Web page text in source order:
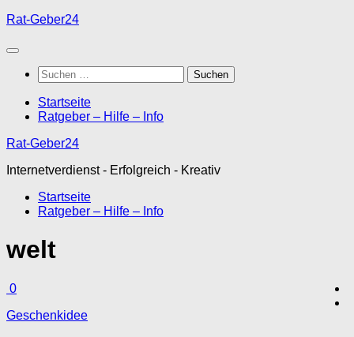
Unter
Inhalt
Rat-Geber24
Suchen
nach:
Startseite
Ratgeber – Hilfe – Info
Rat-Geber24
Internetverdienst - Erfolgreich - Kreativ
Startseite
Ratgeber – Hilfe – Info
welt
0
Geschenkidee